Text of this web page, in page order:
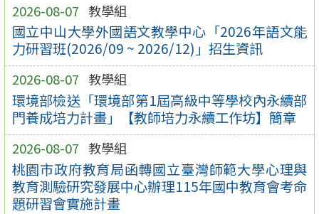
2026-08-07 教學組
國立中山大學外國語文教學中心「2026年語文能
力研習班(2026/09 ~ 2026/12)」招生資訊
2026-08-07 教學組
環境部檢送「環境部第1屆高級中等學校內永續部
門養成培力計畫」【教師培力永續工作坊】簡章
2026-08-07 教學組
桃園市政府教育局函轉國立臺灣師範大學心理與
教育測驗研究發展中心辦理115年國中教育會考命
題研習會實施計畫